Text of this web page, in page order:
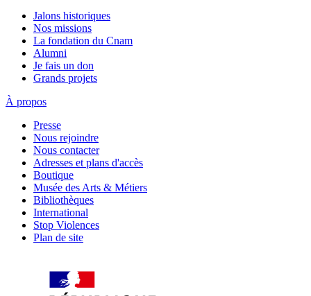
Jalons historiques
Nos missions
La fondation du Cnam
Alumni
Je fais un don
Grands projets
À propos
Presse
Nous rejoindre
Nous contacter
Adresses et plans d'accès
Boutique
Musée des Arts & Métiers
Bibliothèques
International
Stop Violences
Plan de site